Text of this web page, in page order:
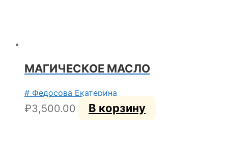
МАГИЧЕСКОЕ МАСЛО
# Федосова Екатерина
₽3,500.00 В корзину